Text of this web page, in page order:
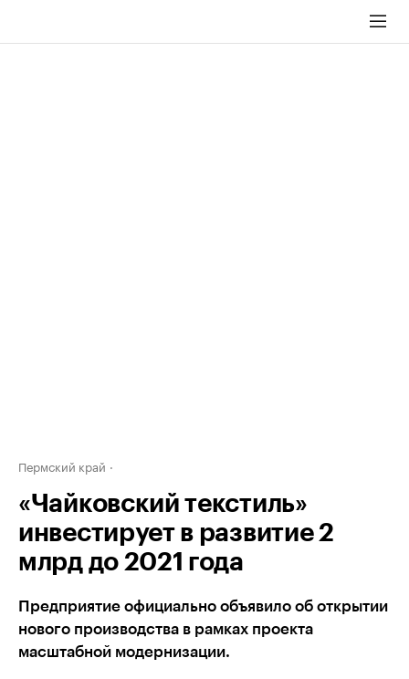
Пермский край
«Чайковский текстиль»
инвестирует в развитие 2
млрд до 2021 года
Предприятие официально объявило об открытии
нового производства в рамках проекта
масштабной модернизации.